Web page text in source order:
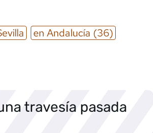
en Andalucía (36)
travesía pasada